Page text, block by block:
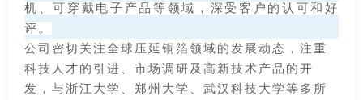
机、可穿戴电子产品等领域，深受客户的认可和好
评。
公司密切关注全球压延铜箔领域的发展动态，注重
科技人才的引进、市场调研及高新技术产品的开
发，与浙江大学、郑州大学、武汉科技大学等多所